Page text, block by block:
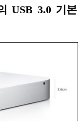
USB 3.0 기본